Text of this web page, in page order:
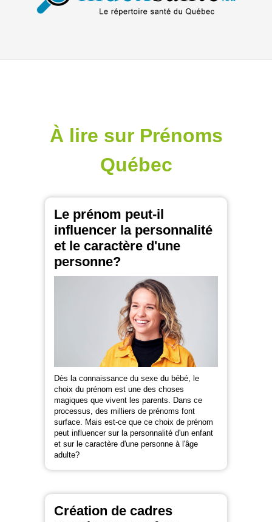
À lire sur Prénoms
Québec
Le prénom peut-il
influencer la personnalité
et le caractère d'une
personne?
Dès la connaissance du sexe du bébé, le
choix du prénom est une des choses
magiques que vivent les parents. Dans ce
processus, des milliers de prénoms font
surface. Mais est-ce que ce choix de prénom
peut influencer sur la personnalité d'un enfant
et sur le caractère d'une personne à l'âge
adulte?
Création de cadres